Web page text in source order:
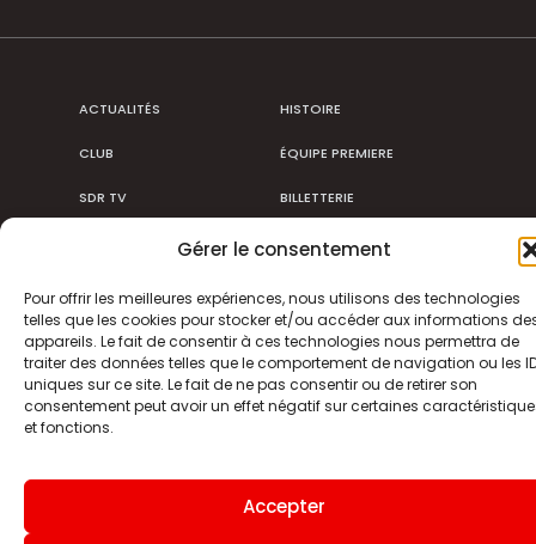
Gérer le consentement
Pour offrir les meilleures expériences, nous utilisons des technologies
telles que les cookies pour stocker et/ou accéder aux informations
appareils. Le fait de consentir à ces technologies nous permettra de
traiter des données telles que le comportement de navigation ou les
uniques sur ce site. Le fait de ne pas consentir ou de retirer son
consentement peut avoir un effet négatif sur certaines
et fonctions.
Accepter
ACTUALITÉS
CLUB
SDR TV
HISTOIRE
ÉQUIPE PREMIERE
BILLETTERIE
INFOS ET CONTACT
Site internet